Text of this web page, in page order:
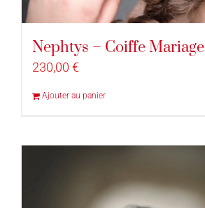
Nephtys – Coiffe Mariage
230,00 €
Ajouter au panier